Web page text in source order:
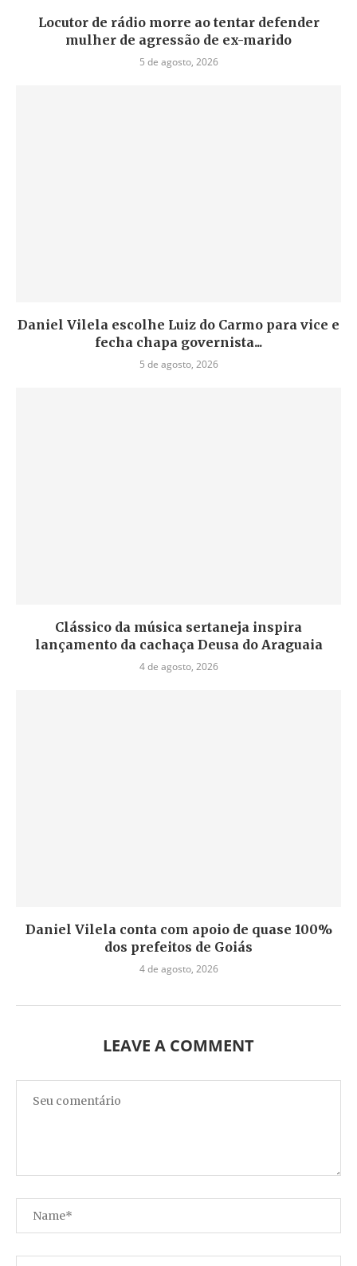
Locutor de rádio morre ao tentar defender
mulher de agressão de ex-marido
5 de agosto, 2026
Daniel Vilela escolhe Luiz do Carmo para vice e
fecha chapa governista...
5 de agosto, 2026
Clássico da música sertaneja inspira
lançamento da cachaça Deusa do Araguaia
4 de agosto, 2026
Daniel Vilela conta com apoio de quase 100%
dos prefeitos de Goiás
4 de agosto, 2026
LEAVE A COMMENT